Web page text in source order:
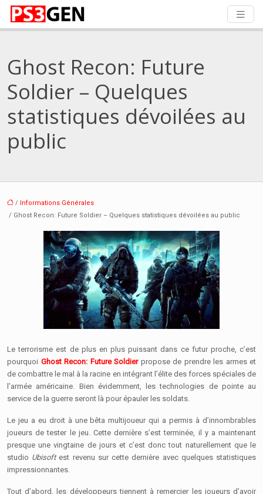
Ghost Recon: Future
Soldier – Quelques
statistiques dévoilées au
public
/ Informations Générales
/ Ghost Recon: Future Soldier – Quelques statistiques dévoilées au public
Le terrorisme est de plus en plus puissant dans ce futur proche, c’est
pourquoi Ghost Recon: Future Soldierpropose de prendre les armes et
de combattre le mal à la racine en intégrant l’élite des forces spéciales de
l’armée américaine. Bien évidemment, les technologies de pointe au
service de la guerre seront là pour épauler les soldats.
Le jeu a eu droit à une bêta multijoueur qui a permis à d’innombrables
joueurs de tester le jeu. Cette dernière s’est terminée, il y a maintenant
presque une vingtaine de jours et c’est donc tout naturellement que le
studio Ubisoftest revenu sur cette dernière avec quelques statistiques
impressionnantes.
Tout d’abord, les développeurs tiennent à remercier les joueurs d’avoir